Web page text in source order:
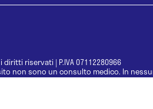
diritti riservati| P.IVA 07112280966
non sono un consulto medico. In
si devono considerare le